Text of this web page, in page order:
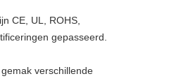
CE, UL, ROHS,
gepasseerd.
verschillende